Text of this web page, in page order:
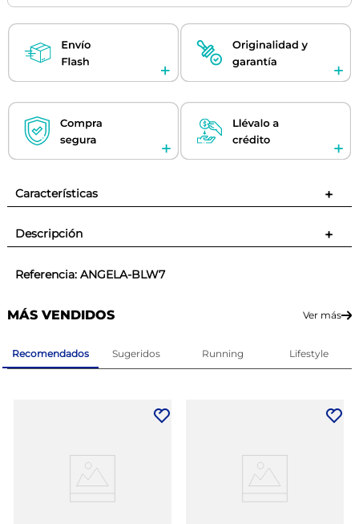
Características +
Descripción +
Referencia: ANGELA-BLW7
MÁS VENDIDOS Ver más
Recomendados Sugeridos Running Lifestyle